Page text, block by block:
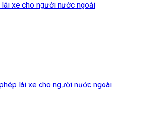
xe cho người nước ngoài
lái xe cho người nước ngoài